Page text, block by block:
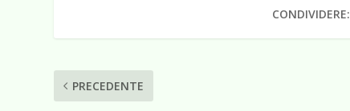
CONDIVIDERE:
PRECEDENTE